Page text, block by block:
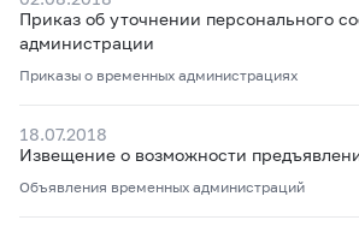
Приказ об уточнении персонального
администрации
Приказы о временных администрациях
18.07.2018
Извещение о возможности
Объявления временных администраций